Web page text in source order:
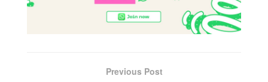
Previous Post